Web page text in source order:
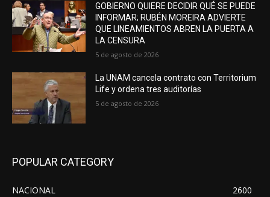
GOBIERNO QUIERE DECIDIR QUÉ SE PUEDE
INFORMAR; RUBÉN MOREIRA ADVIERTE
QUE LINEAMIENTOS ABREN LA PUERTA A
LA CENSURA
5 de agosto de 2026
La UNAM cancela contrato con Territorium
Life y ordena tres auditorías
5 de agosto de 2026
POPULAR CATEGORY
NACIONAL
2600